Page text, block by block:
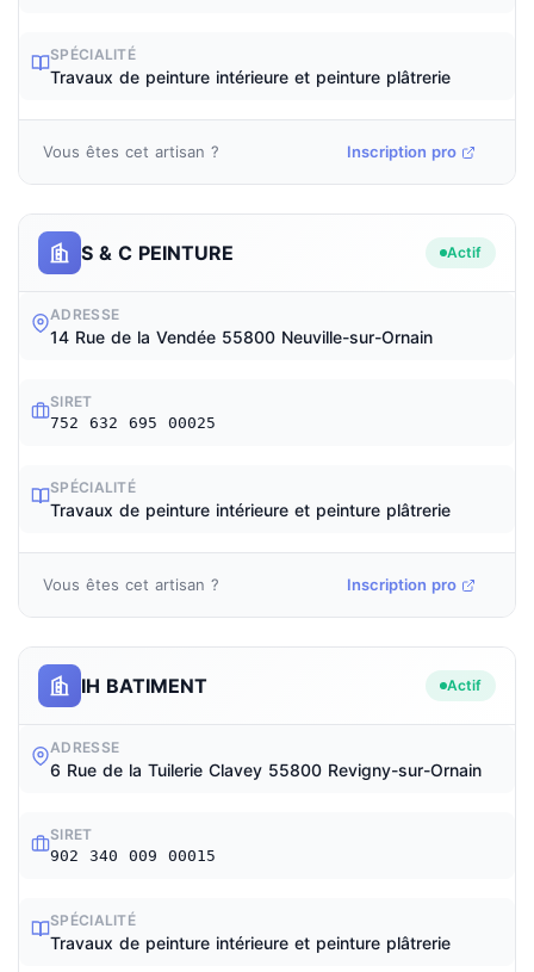
SPÉCIALITÉ
Travaux de peinture intérieure et peinture plâtrerie
Vous êtes cet artisan ? Inscription pro
S & C PEINTURE Actif
ADRESSE
14 Rue de la Vendée 55800 Neuville-sur-Ornain
SIRET
752 632 695 00025
SPÉCIALITÉ
Travaux de peinture intérieure et peinture plâtrerie
Vous êtes cet artisan ? Inscription pro
IH BATIMENT Actif
ADRESSE
6 Rue de la Tuilerie Clavey 55800 Revigny-sur-Ornain
SIRET
902 340 009 00015
SPÉCIALITÉ
Travaux de peinture intérieure et peinture plâtrerie